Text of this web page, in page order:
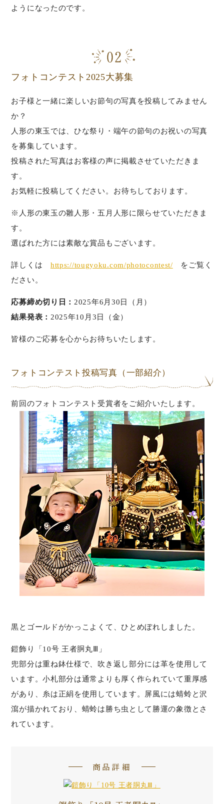
ようになったのです。
フォトコンテスト2025大募集
お子様と一緒に楽しいお節句の写真を投稿してみません
か？
人形の東玉では、ひな祭り・端午の節句のお祝いの写真
を募集しています。
投稿された写真はお客様の声に掲載させていただきま
す。
お気軽に投稿してください。⁡お待ちしております。
※人形の東玉の雛人形・五月人形に限らせていただきま
す。
選ばれた方には素敵な賞品もございます。
詳しくは https://tougyoku.com/photocontest/ をご覧く
ださい。
応募締め切り日： 2025年6月30日（月）
結果発表： 2025年10月3日（金）
皆様のご応募を心からお待ちいたします。
フォトコンテスト投稿写真（一部紹介）
前回のフォトコンテスト受賞者をご紹介いたします。
黒とゴールドがかっこよくて、ひとめぼれしました。
鎧飾り「10号 王者胴丸Ⅲ」
兜部分は重ね鉢仕様で、吹き返し部分には革を使用して
います。小札部分は通常よりも厚く作られていて重厚感
があり、糸は正絹を使用しています。屏風には蜻蛉と沢
瀉が描かれており、蜻蛉は勝ち虫として勝運の象徴とさ
れています。
商品詳細